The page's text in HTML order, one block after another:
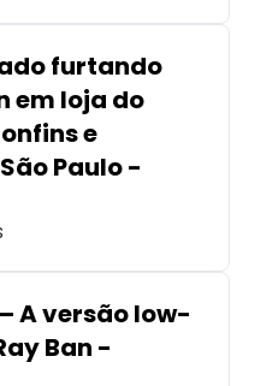
furtando
em loja do
e
Paulo -
A versão low-
Ban -